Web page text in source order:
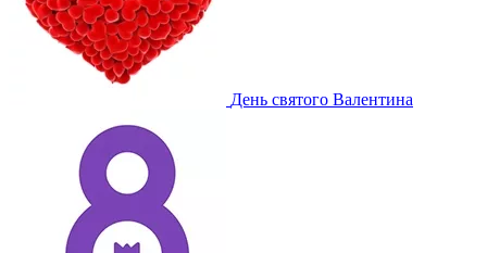
День святого Валентина